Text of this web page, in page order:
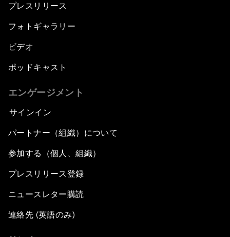
プレスリリース
フォトギャラリー
ビデオ
ポッドキャスト
エンゲージメント
サインイン
パートナー（組織）について
参加する（個人、組織）
プレスリリース登録
ニュースレター購読
連絡先 (英語のみ)